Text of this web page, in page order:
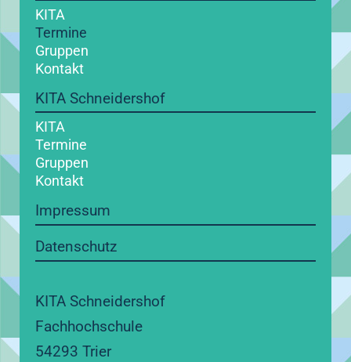
KITA
Termine
Gruppen
Kontakt
KITA Schneidershof
KITA
Termine
Gruppen
Kontakt
Impressum
Datenschutz
KITA Schneidershof
Fachhochschule
54293 Trier